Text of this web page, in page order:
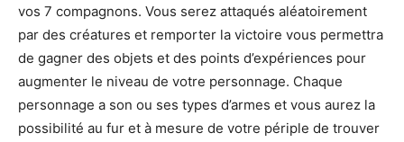
vos 7 compagnons. Vous serez attaqués aléatoirement
par des créatures et remporter la victoire vous permettra
de gagner des objets et des points d’expériences pour
augmenter le niveau de votre personnage. Chaque
personnage a son ou ses types d’armes et vous aurez la
possibilité au fur et à mesure de votre périple de trouver